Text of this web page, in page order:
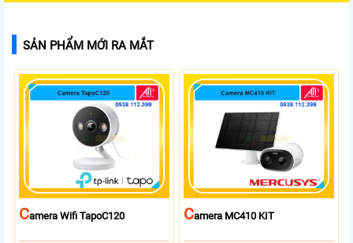
SẢN PHẨM MỚI RA MẮT
CAmera Wifi TapoC120 CAmera MC410 KIT